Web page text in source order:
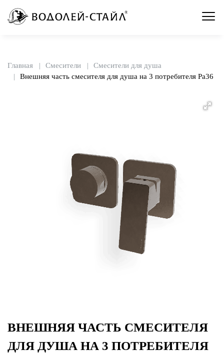
Главная Смесители
Смесители для душа
Внешняя часть смесителя для душа на 3 потребителя Pa36
ВНЕШНЯЯ ЧАСТЬ СМЕСИТЕЛЯ
ДЛЯ ДУША НА 3 ПОТРЕБИТЕЛЯ